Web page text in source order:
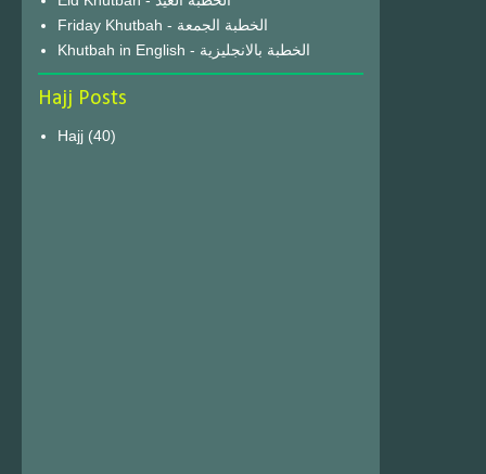
Friday Khutbah - الخطبة الجمعة
Khutbah in English - الخطبة بالانجليزية
Hajj Posts
Hajj (40)